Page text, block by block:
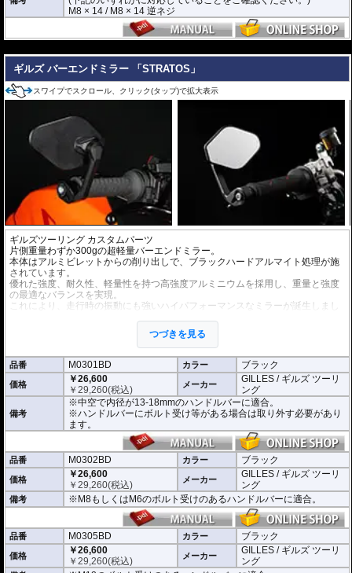
M8 × 14 / M8 × 14 逆ネジ
ギルズ バーエンドミラー 「STRATOS」
スワイプでスクロール、クリック(タップ)で拡大表示
ギルズツーリング カスタムパーツ
片側重量わずか300gの超軽量バーエンドミラー。
本体はアルミビレットからの削り出しで、ブラックハードアルマイト処理が施
されています。
優れた強度、耐久性、軽量性を持つ高強度アルミニウムを採用し、重量と強度
の最適なバランスを実現。
これにより、走行時の振動にも強いハイパフォーマンスなミラーが誕生しまし
ミラーの角度や位置も調整が可能。視認性など安全へ関わる要素へも細心の注
※車検対応。
※1個単位での販売
※左右どちらにも使用できます。
※商品は汎用品となり、主に２系統の取り付け方法をラインナップ。
(取付確認がされているものは下記の適合検索で適合品番をご確認いただけま
M0301BD 中空で内径が13-18mmのハンドルバーに適合
M0302BD M8もしくはM6のボルト受けのあるハンドルバーに適合
M0305BD M12のボルト受けのあるハンドルバーに適合
M0309BD 中空で内径が13-18mmのハンドルバーもしくはM18のボルト受け
のあるハンドルバーに適合
別売オプションにカラーインサートをご用意。
車体のイメージに合わせたカスタムが可能となり、ワンポイントアクセントと
してその存在感を高めます。
つづきを見る
品番 M0301BD カラー ブラック
価格
￥26,600
￥29,260(税込) メーカー
GILLES / ギルズ ツーリ
ング
備考
※中空で内径が13-18mmのハンドルバーに適合。
※ハンドルバーにボルト受け等がある場合は取り外す必要があり
ます。
品番 M0302BD カラー ブラック
価格
￥26,600
￥29,260(税込) メーカー
GILLES / ギルズ ツーリ
ング
備考 ※M8もしくはM6のボルト受けのあるハンドルバーに適合。
品番 M0305BD カラー ブラック
価格
￥26,600
￥29,260(税込) メーカー
GILLES / ギルズ ツーリ
ング